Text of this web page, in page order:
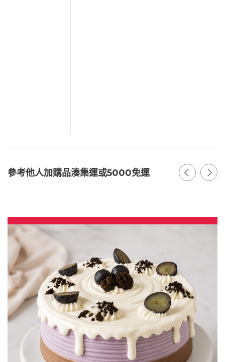
參考他人加購品湊集運或5000免運